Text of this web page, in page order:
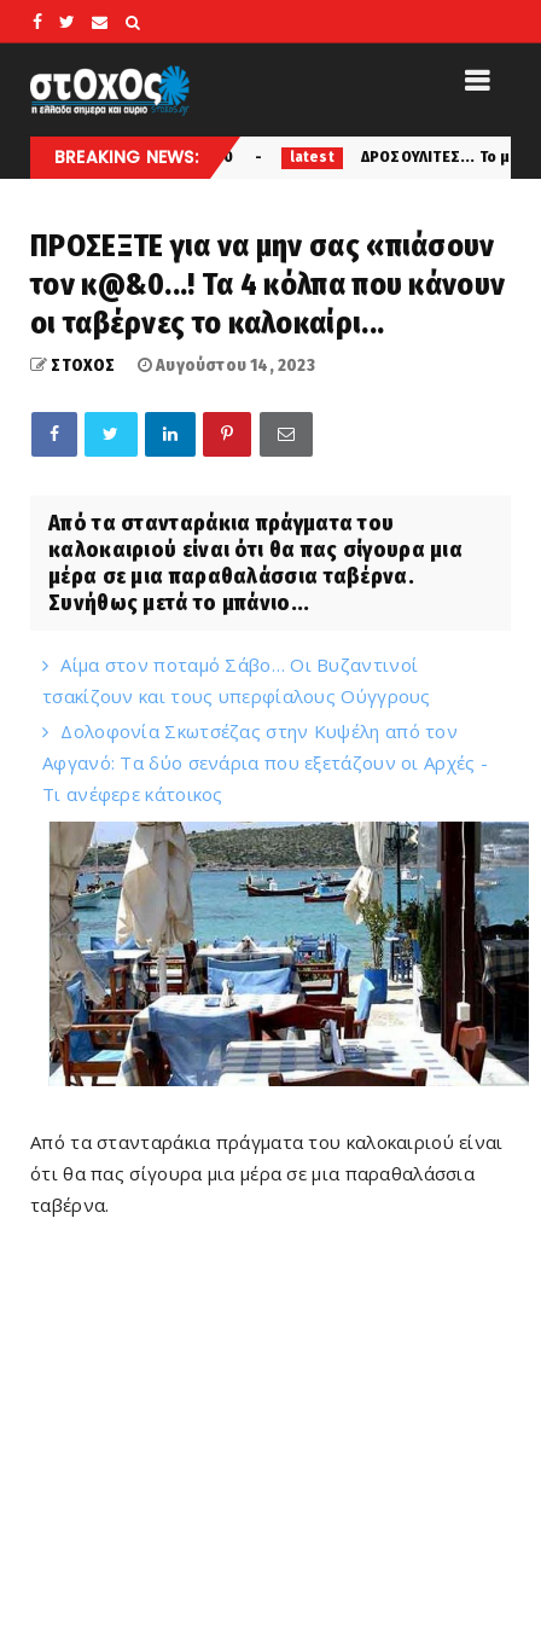
BREAKING NEWS:
€100.000 latest ΔΡΟΣΟΥΛΙΤΕΣ... Το μυστήριο με τους
ΠΡΟΣΕΞΤΕ για να μην σας «πιάσουν
τον κ@&0...! Τα 4 κόλπα που κάνουν
οι ταβέρνες το καλοκαίρι...
ΣΤΟΧΟΣ Αυγούστου 14, 2023
Από τα στανταράκια πράγματα του
καλοκαιριού είναι ότι θα πας σίγουρα μια
μέρα σε μια παραθαλάσσια ταβέρνα.
Συνήθως μετά το μπάνιο...
Αίμα στον ποταμό Σάβο… Οι Βυζαντινοί
τσακίζουν και τους υπερφίαλους Ούγγρους
Δολοφονία Σκωτσέζας στην Κυψέλη από τον
Αφγανό: Τα δύο σενάρια που εξετάζουν οι Αρχές -
Τι ανέφερε κάτοικος
Από τα στανταράκια πράγματα του καλοκαιριού είναι
ότι θα πας σίγουρα μια μέρα σε μια παραθαλάσσια
ταβέρνα.